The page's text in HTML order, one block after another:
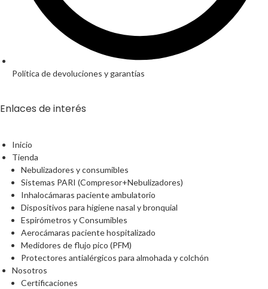
Política de devoluciones y garantías
Enlaces de interés
Inicio
Tienda
Nebulizadores y consumibles
Sistemas PARI (Compresor+Nebulizadores)
Inhalocámaras paciente ambulatorio
Dispositivos para higiene nasal y bronquial
Espirómetros y Consumibles
Aerocámaras paciente hospitalizado
Medidores de flujo pico (PFM)
Protectores antialérgicos para almohada y colchón
Nosotros
Certificaciones